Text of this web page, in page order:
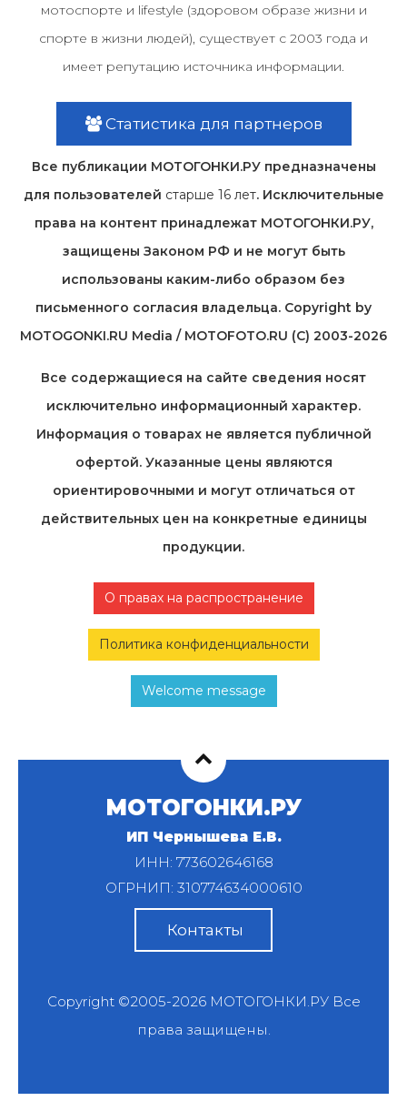
мотоспорте и lifestyle (здоровом образе жизни и
спорте в жизни людей), существует с 2003 года и
имеет репутацию источника информации.
Статистика для партнеров
Все публикации МОТОГОНКИ.РУ предназначены
для пользователей старше 16 лет. Исключительные
права на контент принадлежат МОТОГОНКИ.РУ,
защищены Законом РФ и не могут быть
использованы каким-либо образом без
письменного согласия владельца. Copyright by
MOTOGONKI.RU Media / MOTOFOTO.RU (C) 2003-2026
Все содержащиеся на cайте сведения носят
исключительно информационный характер.
Информация о товарах не является публичной
офертой. Указанные цены являются
ориентировочными и могут отличаться от
действительных цен на конкретные единицы
продукции.
О правах на распространение
Политика конфиденциальности
Welcome message
МОТОГОНКИ.РУ
ИП Чернышева Е.В.
ИНН: 773602646168
ОГРНИП: 310774634000610
Контакты
Copyright ©2005-2026 МОТОГОНКИ.РУВсе
права защищены.